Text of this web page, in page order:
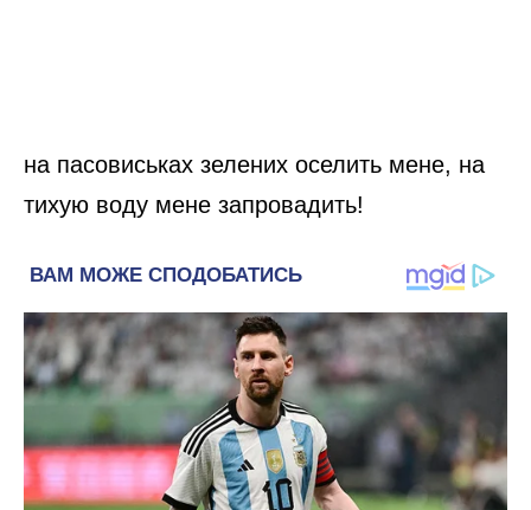
на пасовиськах зелених оселить мене, на
тихую воду мене запровадить!